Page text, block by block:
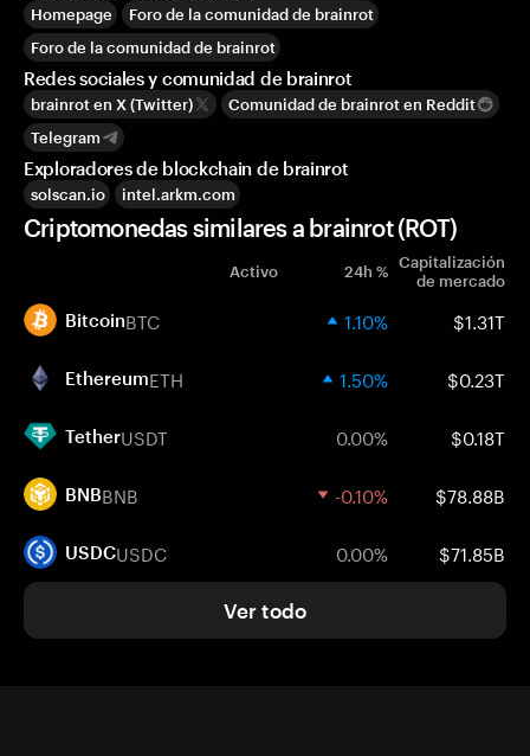
Homepage
Foro de la comunidad de brainrot
Foro de la comunidad de brainrot
Redes sociales y comunidad de brainrot
brainrot en X (Twitter)
Comunidad de brainrot en Reddit
Telegram
Exploradores de blockchain de brainrot
solscan.io intel.arkm.com
Criptomonedas similares a brainrot (ROT)
Activo 24h % Capitalización
de mercado
BitcoinBTC 1.10% $1.31T
EthereumETH 1.50% $0.23T
TetherUSDT 0.00% $0.18T
BNBBNB -0.10% $78.88B
USDCUSDC 0.00% $71.85B
Ver todo